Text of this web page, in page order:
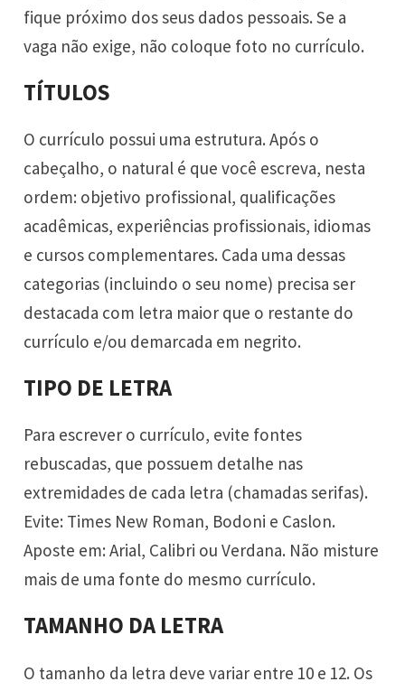
fique próximo dos seus dados pessoais. Se a
vaga não exige, não coloque foto no currículo.
TÍTULOS
O currículo possui uma estrutura. Após o
cabeçalho, o natural é que você escreva, nesta
ordem: objetivo profissional, qualificações
acadêmicas, experiências profissionais, idiomas
e cursos complementares. Cada uma dessas
categorias (incluindo o seu nome) precisa ser
destacada com letra maior que o restante do
currículo e/ou demarcada em negrito.
TIPO DE LETRA
Para escrever o currículo, evite fontes
rebuscadas, que possuem detalhe nas
extremidades de cada letra (chamadas serifas).
Evite: Times New Roman, Bodoni e Caslon.
Aposte em: Arial, Calibri ou Verdana. Não misture
mais de uma fonte do mesmo currículo.
TAMANHO DA LETRA
O tamanho da letra deve variar entre 10 e 12. Os